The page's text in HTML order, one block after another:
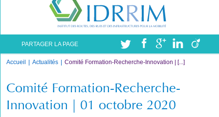
PARTAGER LA PAGE
Accueil Actualités Comité Formation-Recherche-Innovation | [...]
Comité Formation-Recherche-
Innovation | 01 octobre 2020